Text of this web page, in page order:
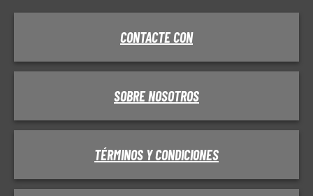
CONTACTE CON
SOBRE NOSOTROS
TÉRMINOS Y CONDICIONES